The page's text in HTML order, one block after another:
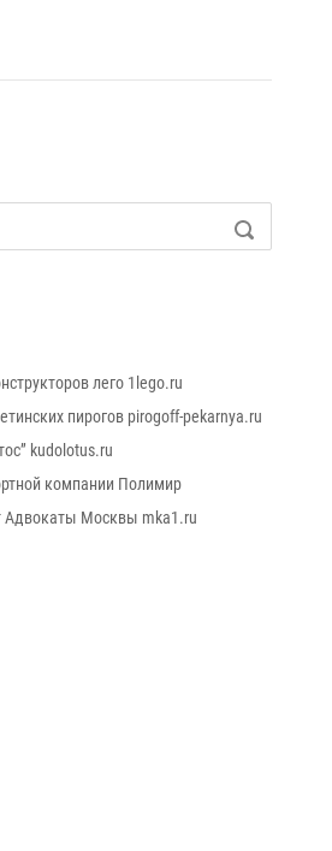
SEARCH
лего 1lego.ru
пирогов pirogoff-pekarnya.ru
kudolotus.ru
компании Полимир
Адвокаты Москвы mka1.ru